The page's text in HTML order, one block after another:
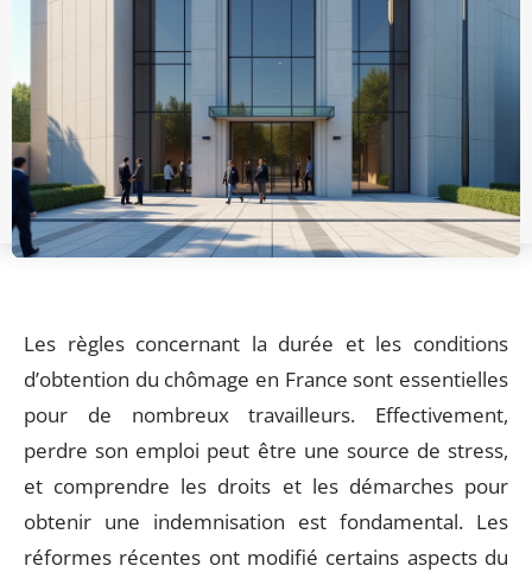
Les règles concernant la durée et les conditions
d’obtention du chômage en France sont essentielles
pour de nombreux travailleurs. Effectivement,
perdre son emploi peut être une source de stress,
et comprendre les droits et les démarches pour
obtenir une indemnisation est fondamental. Les
réformes récentes ont modifié certains aspects du